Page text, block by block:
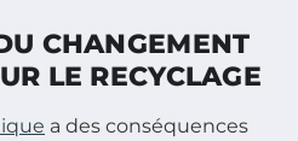
CHANGEMENT
LE RECYCLAGE
a des conséquences